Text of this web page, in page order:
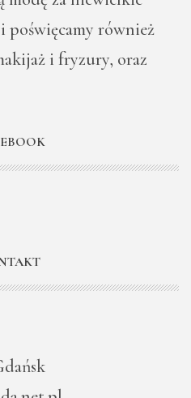
poświęcamy również
i fryzury, oraz